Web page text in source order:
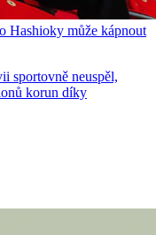
Hashioky může kápnout
sportovně neuspěl,
korun díky